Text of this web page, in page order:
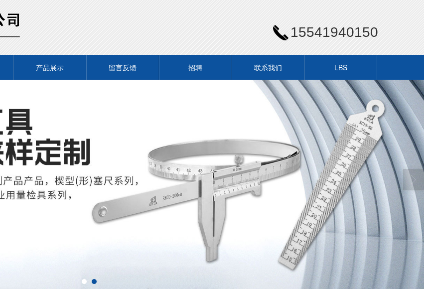
15541940150
产品展示 留言反馈 招聘 联系我们 LBS